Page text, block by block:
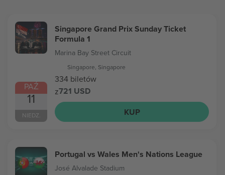
PAŹ
11
NIEDZ.
Singapore Grand Prix Sunday Ticket
Formula 1
Marina Bay Street Circuit
Singapore, Singapore
334 biletów
z721 USD
KUP
Portugal vs Wales Men's Nations League
José Alvalade Stadium